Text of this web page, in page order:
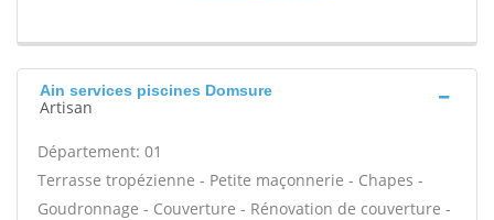
Ain services piscines Domsure
Artisan
Département: 01
Terrasse tropézienne - Petite maçonnerie - Chapes -
Goudronnage - Couverture - Rénovation de couverture -